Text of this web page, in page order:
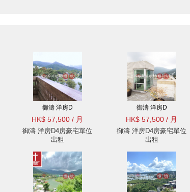
御濤 洋房D
HK$ 57,500 / 月
御濤 洋房D4房豪宅單位
出租
御濤 洋房D
HK$ 57,500 / 月
御濤 洋房D4房豪宅單位
出租